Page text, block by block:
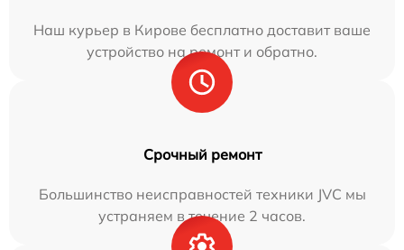
Наш курьер в Кирове бесплатно доставит ваше
устройство на ремонт и обратно.
Срочный ремонт
Большинство неисправностей техники JVC мы
устраняем в течение 2 часов.